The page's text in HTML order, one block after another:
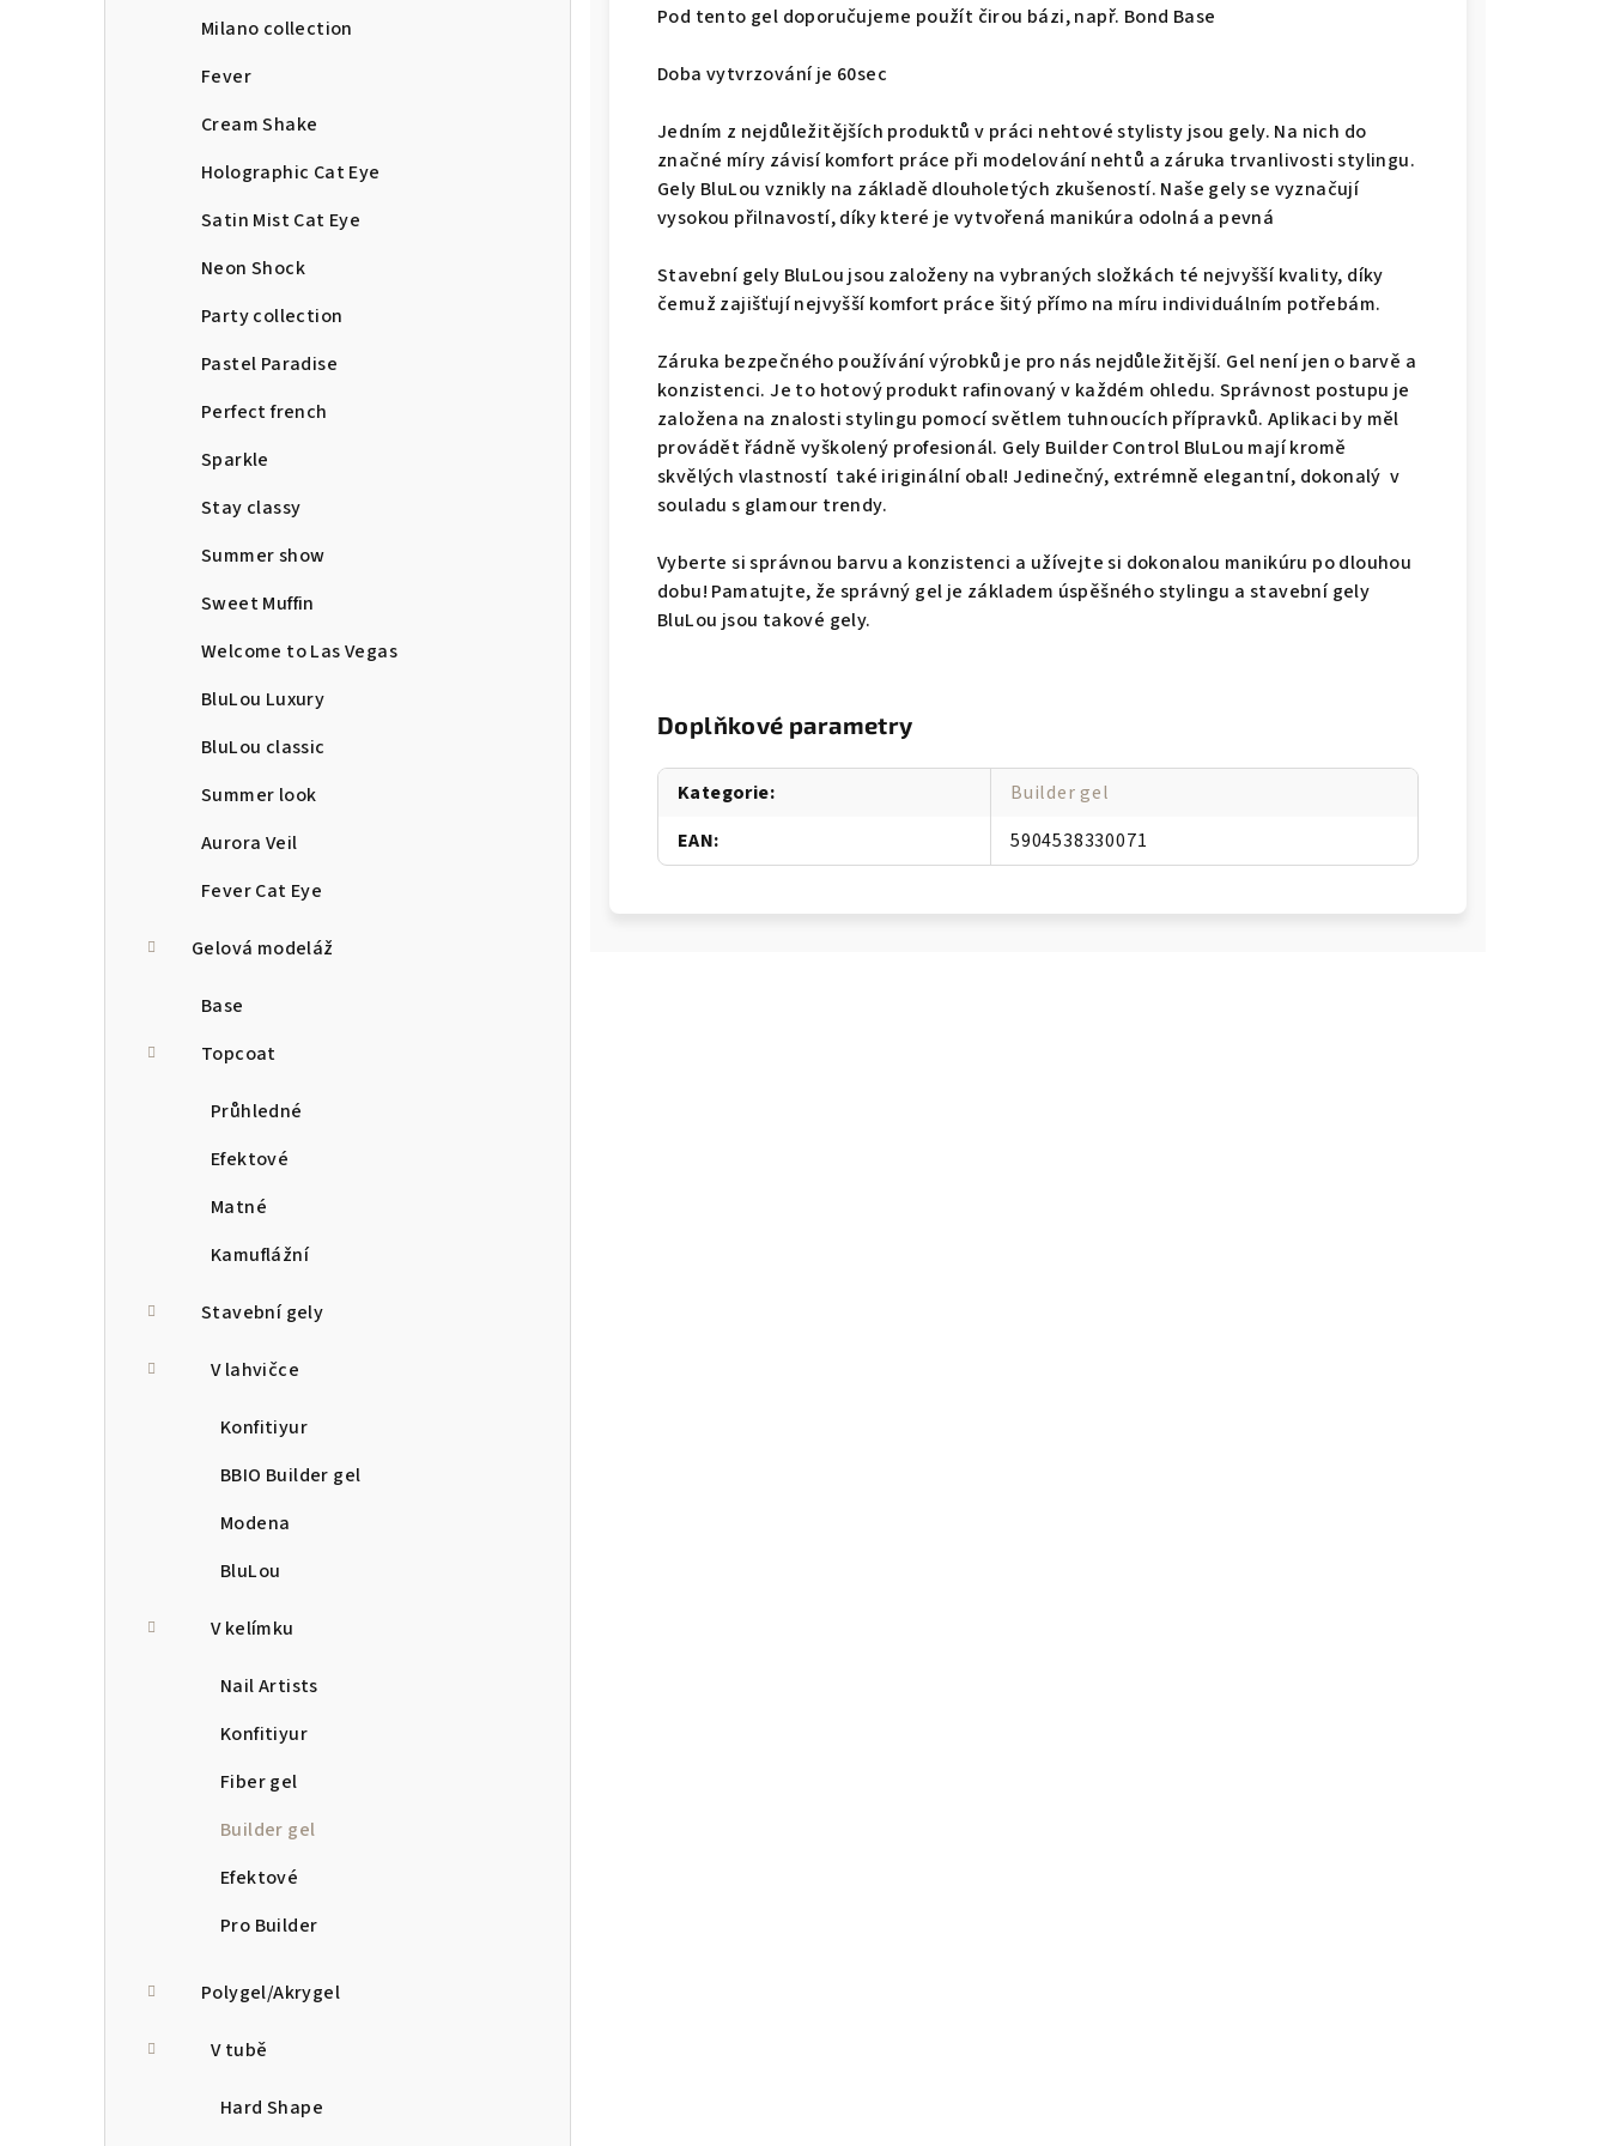
Milano collection
Fever
Cream Shake
Holographic Cat Eye
Satin Mist Cat Eye
Neon Shock
Party collection
Pastel Paradise
Perfect french
Sparkle
Stay classy
Summer show
Sweet Muffin
Welcome to Las Vegas
BluLou Luxury
BluLou classic
Summer look
Aurora Veil
Fever Cat Eye
Gelová modeláž
Base
Topcoat
Průhledné
Efektové
Matné
Kamuflážní
Stavební gely
V lahvičce
Konfitiyur
BBIO Builder gel
Modena
BluLou
V kelímku
Nail Artists
Konfitiyur
Fiber gel
Builder gel
Efektové
Pro Builder
Polygel/Akrygel
V tubě
Hard Shape
Pod tento gel doporučujeme použít čirou bázi, např. Bond Base
Doba vytvrzování je 60sec
Jedním z nejdůležitějších produktů v práci nehtové stylisty jsou gely. Na nich do
značné míry závisí komfort práce při modelování nehtů a záruka trvanlivosti stylingu.
Gely BluLou vznikly na základě dlouholetých zkušeností. Naše gely se vyznačují
vysokou přilnavostí, díky které je vytvořená manikúra odolná a pevná
Stavební gely BluLou jsou založeny na vybraných složkách té nejvyšší kvality, díky
čemuž zajišťují nejvyšší komfort práce šitý přímo na míru individuálním potřebám.
Záruka bezpečného používání výrobků je pro nás nejdůležitější. Gel není jen o barvě a
konzistenci. Je to hotový produkt rafinovaný v každém ohledu. Správnost postupu je
založena na znalosti stylingu pomocí světlem tuhnoucích přípravků. Aplikaci by měl
provádět řádně vyškolený profesionál. Gely Builder Control BluLou mají kromě
skvělých vlastností také iriginální obal! Jedinečný, extrémně elegantní, dokonalý v
souladu s glamour trendy.
Vyberte si správnou barvu a konzistenci a užívejte si dokonalou manikúru po dlouhou
dobu! Pamatujte, že správný gel je základem úspěšného stylingu a stavební gely
BluLou jsou takové gely.
Doplňkové parametry
Kategorie:
Builder gel
EAN: 5904538330071